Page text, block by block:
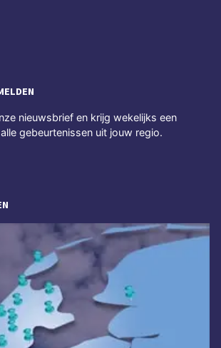
nieuwsbrief en krijg wekelijks een
gebeurtenissen uit jouw regio.